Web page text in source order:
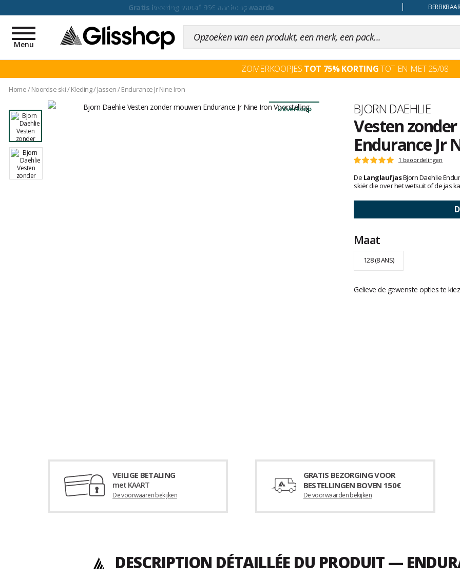
voor een 100 dagen inruiling
Toggle
navigation
Menu
ZOMERKOOPJES TOT 75% KORTINGTOT EN MET 25/08
Home/ Noordse ski/Kleding/Jassen/Endurance Jr Nine Iron
Uitverkoop Merk
BJORN DAEHLIE
Vesten
Endurance Jr
Het
van
klanten
Score
:
5
op
5
1 beoordelingen
De LanglaufjasBjorn Daehlie
skiër die over het wetsuit of de jas
Maat
128 (8 ANS)
Gelieve de gewenste opties te
VEILIGE BETALING
met KAART
De voorwaaren bekijken
GRATIS BEZORGING VOOR
BESTELLINGEN BOVEN 150€
De voorwaarden bekijken
DESCRIPTION DÉTAILLÉE DU PRODUIT —